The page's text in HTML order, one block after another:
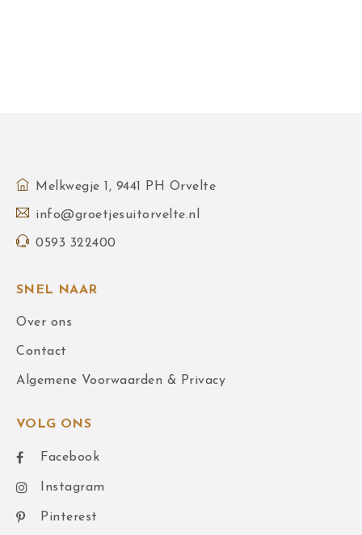
Melkwegje 1, 9441 PH Orvelte
info@groetjesuitorvelte.nl
0593 322400
SNEL NAAR
Over ons
Contact
Algemene Voorwaarden & Privacy
VOLG ONS
Facebook
Instagram
Pinterest